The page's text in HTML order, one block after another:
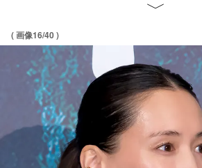
( 画像16/40 )